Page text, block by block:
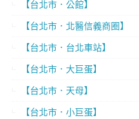
【台北市．公館】
【台北市．北醫信義商圈】
【台北市．台北車站】
【台北市．大巨蛋】
【台北市．天母】
【台北市．小巨蛋】